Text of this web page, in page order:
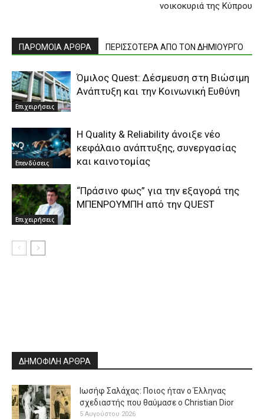
νοικοκυριά της Κύπρου
ΠΑΡΟΜΟΙΑ ΑΡΘΡΑ ΠΕΡΙΣΣΟΤΕΡΑ ΑΠΟ ΤΟΝ ΔΗΜΙΟΥΡΓΟ
Επιχειρήσεις
Όμιλος Quest: Δέσμευση στη Βιώσιμη
Ανάπτυξη και την Κοινωνική Ευθύνη
Επενδύσεις
H Quality & Reliability άνοιξε νέο
κεφάλαιο ανάπτυξης, συνεργασίας
και καινοτομίας
Επιχειρήσεις
“Πράσινο φως” για την εξαγορά της
ΜΠΕΝΡΟΥΜΠΗ από την QUEST
ΔΗΜΟΦΙΛΗ ΑΡΘΡΑ
Ιωσήφ Σαλάχας: Ποιος ήταν ο Έλληνας
σχεδιαστής που θαύμασε ο Christian Dior
5 Αυγούστου 2026